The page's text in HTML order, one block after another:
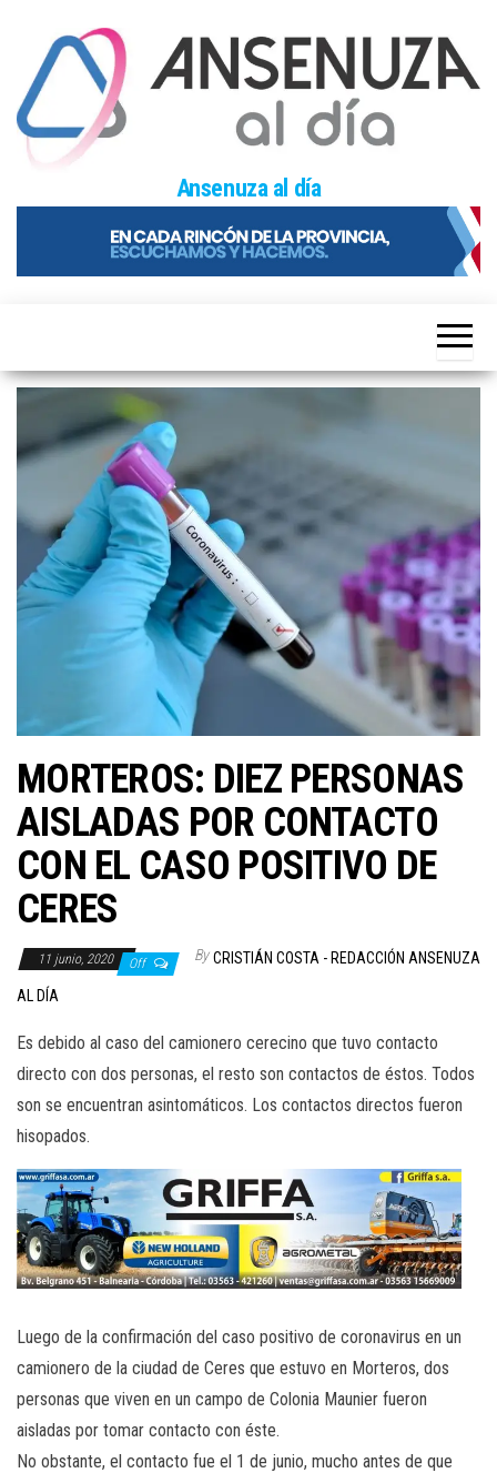
content
Ansenuza al día
MORTEROS: DIEZ PERSONAS
AISLADAS POR CONTACTO
CON EL CASO POSITIVO DE
CERES
11 junio, 2020 Off By CRISTIÁN COSTA - REDACCIÓN ANSENUZA
AL DÍA
Es debido al caso del camionero cerecino que tuvo contacto
directo con dos personas, el resto son contactos de éstos. Todos
son se encuentran asintomáticos. Los contactos directos fueron
hisopados.
Luego de la confirmación del caso positivo de coronavirus en un
camionero de la ciudad de Ceres que estuvo en Morteros, dos
personas que viven en un campo de Colonia Maunier fueron
aisladas por tomar contacto con éste.
No obstante, el contacto fue el 1 de junio, mucho antes de que